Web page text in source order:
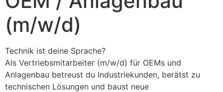
(m/w/d)
Technik ist deine Sprache?
Als Vertriebsmitarbeiter (m/w/d) für OEMs und
Anlagenbau betreust du Industriekunden, berätst zu
technischen Lösungen und baust neue